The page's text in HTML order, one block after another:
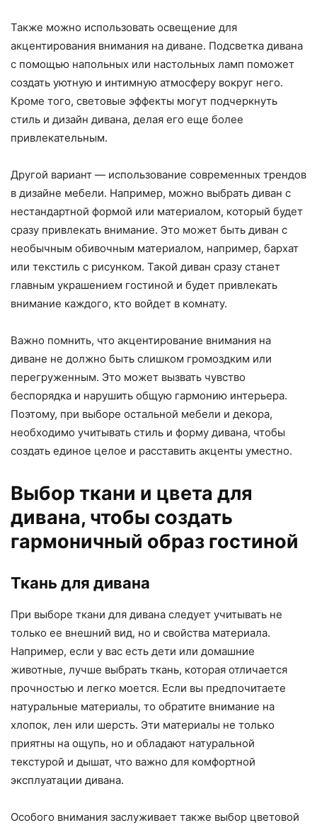
Также можно использовать освещение для
акцентирования внимания на диване. Подсветка дивана
с помощью напольных или настольных ламп поможет
создать уютную и интимную атмосферу вокруг него.
Кроме того, световые эффекты могут подчеркнуть
стиль и дизайн дивана, делая его еще более
привлекательным.
Другой вариант — использование современных трендов
в дизайне мебели. Например, можно выбрать диван с
нестандартной формой или материалом, который будет
сразу привлекать внимание. Это может быть диван с
необычным обивочным материалом, например, бархат
или текстиль с рисунком. Такой диван сразу станет
главным украшением гостиной и будет привлекать
внимание каждого, кто войдет в комнату.
Важно помнить, что акцентирование внимания на
диване не должно быть слишком громоздким или
перегруженным. Это может вызвать чувство
беспорядка и нарушить общую гармонию интерьера.
Поэтому, при выборе остальной мебели и декора,
необходимо учитывать стиль и форму дивана, чтобы
создать единое целое и расставить акценты уместно.
Выбор ткани и цвета для
дивана, чтобы создать
гармоничный образ гостиной
Ткань для дивана
При выборе ткани для дивана следует учитывать не
только ее внешний вид, но и свойства материала.
Например, если у вас есть дети или домашние
животные, лучше выбрать ткань, которая отличается
прочностью и легко моется. Если вы предпочитаете
натуральные материалы, то обратите внимание на
хлопок, лен или шерсть. Эти материалы не только
приятны на ощупь, но и обладают натуральной
текстурой и дышат, что важно для комфортной
эксплуатации дивана.
Особого внимания заслуживает также выбор цветовой